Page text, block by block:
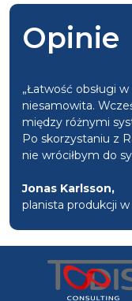
Opinie
„Łatwość obsługi
niesamowita.
między różnymi
Po skorzystaniu z
nie wróciłbym do
Jonas Karlsson,
planista produkcji